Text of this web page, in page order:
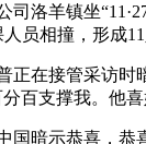
羊镇坐
员相撞，形成11
接管采访时
百支撑我。他喜
暗示恭喜，恭